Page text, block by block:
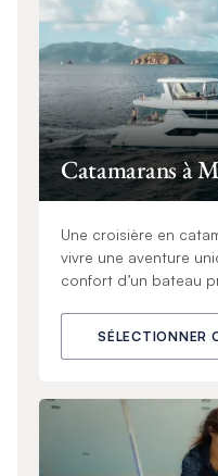
Catamarans à
Une croisière en
vivre une aventure
confort d’un bateau
SÉLECTIONNER